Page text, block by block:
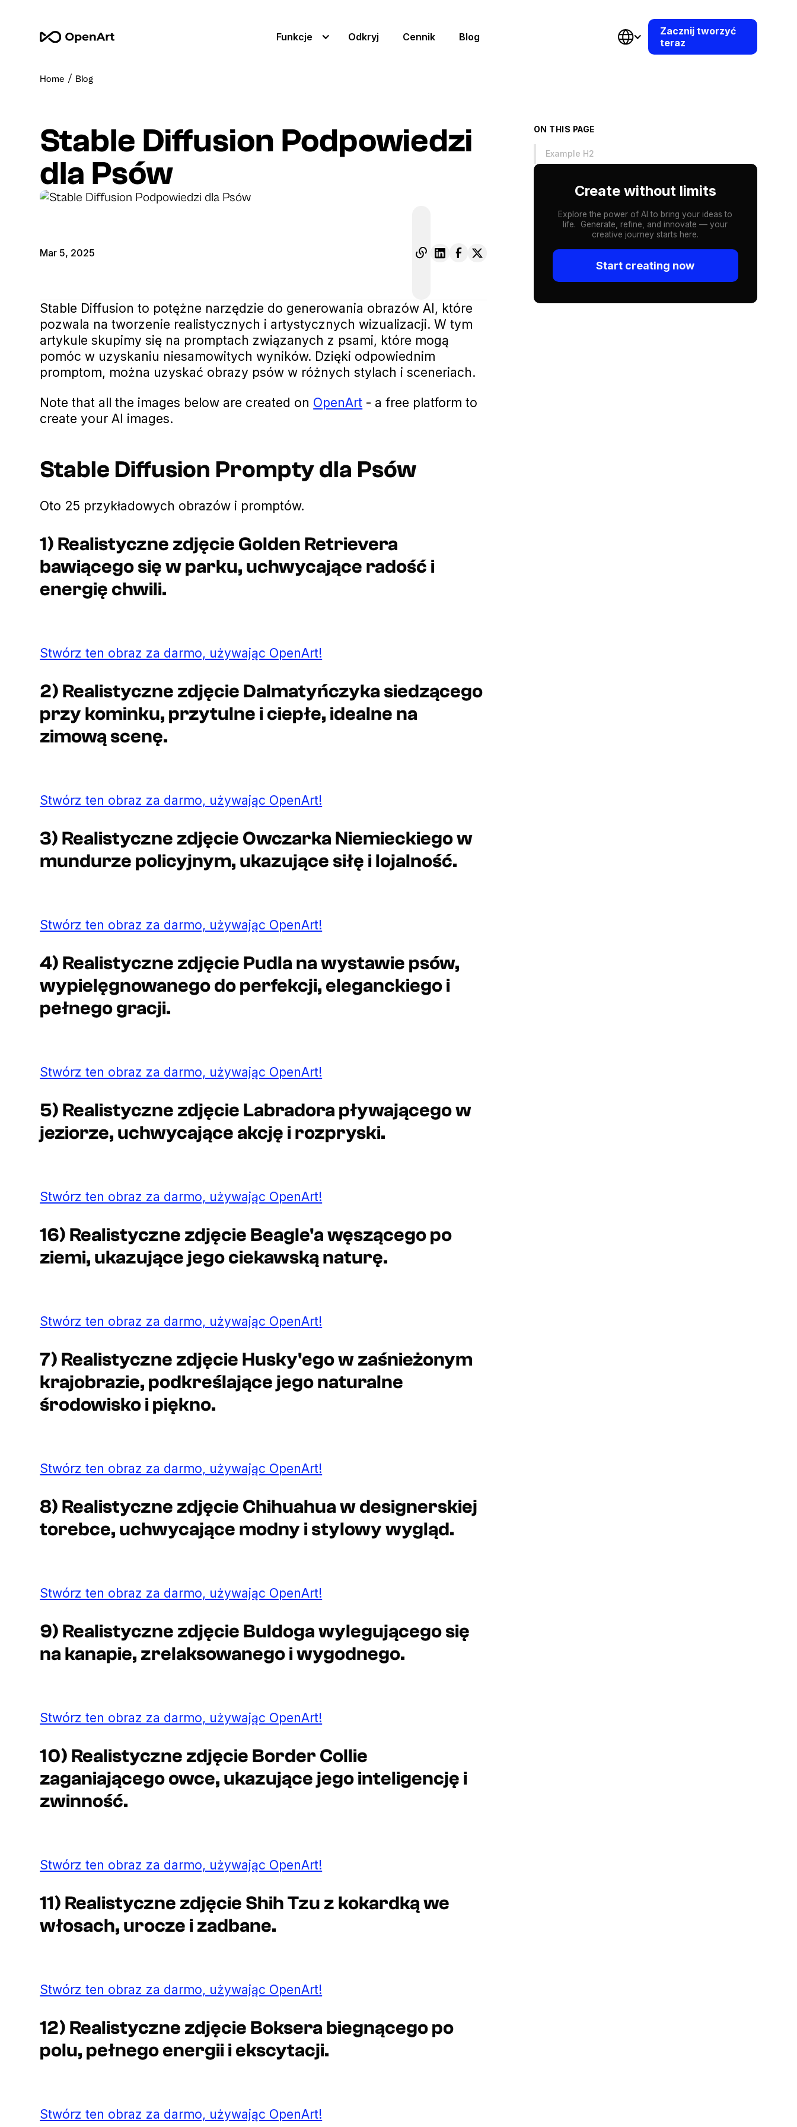
Funkcje Odkryj Cennik Blog
Zacznij tworzyć
teraz
Home / Blog
Stable Diffusion Podpowiedzi
dla Psów
Mar 5, 2025
Stable Diffusion to potężne narzędzie do generowania obrazów AI, które
pozwala na tworzenie realistycznych i artystycznych wizualizacji. W tym
artykule skupimy się na promptach związanych z psami, które mogą
pomóc w uzyskaniu niesamowitych wyników. Dzięki odpowiednim
promptom, można uzyskać obrazy psów w różnych stylach i sceneriach.
Note that all the images below are created on OpenArt - a free platform to
create your AI images.
Stable Diffusion Prompty dla Psów
Oto 25 przykładowych obrazów i promptów.
1) Realistyczne zdjęcie Golden Retrievera
bawiącego się w parku, uchwycające radość i
energię chwili.
Stwórz ten obraz za darmo, używając OpenArt!
2) Realistyczne zdjęcie Dalmatyńczyka siedzącego
przy kominku, przytulne i ciepłe, idealne na
zimową scenę.
Stwórz ten obraz za darmo, używając OpenArt!
3) Realistyczne zdjęcie Owczarka Niemieckiego w
mundurze policyjnym, ukazujące siłę i lojalność.
Stwórz ten obraz za darmo, używając OpenArt!
4) Realistyczne zdjęcie Pudla na wystawie psów,
wypielęgnowanego do perfekcji, eleganckiego i
pełnego gracji.
Stwórz ten obraz za darmo, używając OpenArt!
5) Realistyczne zdjęcie Labradora pływającego w
jeziorze, uchwycające akcję i rozpryski.
Stwórz ten obraz za darmo, używając OpenArt!
16) Realistyczne zdjęcie Beagle'a węszącego po
ziemi, ukazujące jego ciekawską naturę.
Stwórz ten obraz za darmo, używając OpenArt!
7) Realistyczne zdjęcie Husky'ego w zaśnieżonym
krajobrazie, podkreślające jego naturalne
środowisko i piękno.
Stwórz ten obraz za darmo, używając OpenArt!
8) Realistyczne zdjęcie Chihuahua w designerskiej
torebce, uchwycające modny i stylowy wygląd.
Stwórz ten obraz za darmo, używając OpenArt!
9) Realistyczne zdjęcie Buldoga wylegującego się
na kanapie, zrelaksowanego i wygodnego.
Stwórz ten obraz za darmo, używając OpenArt!
10) Realistyczne zdjęcie Border Collie
zaganiającego owce, ukazujące jego inteligencję i
zwinność.
Stwórz ten obraz za darmo, używając OpenArt!
11) Realistyczne zdjęcie Shih Tzu z kokardką we
włosach, urocze i zadbane.
Stwórz ten obraz za darmo, używając OpenArt!
12) Realistyczne zdjęcie Boksera biegnącego po
polu, pełnego energii i ekscytacji.
Stwórz ten obraz za darmo, używając OpenArt!
ON THIS PAGE
Example H2
Create without limits
Explore the power of AI to bring your ideas to
life. Generate, refine, and innovate — your
creative journey starts here.
Start creating now